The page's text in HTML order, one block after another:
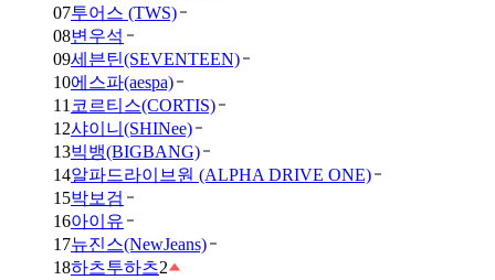
07투어스 (TWS)
08변우석
09세븐틴(SEVENTEEN)
10에스파(aespa)
11 코르티스(CORTIS)
12샤이니(SHINee)
13빅뱅(BIGBANG)
14알파드라이브원 (ALPHA DRIVE ONE)
15박보검
16아이유
17뉴진스(NewJeans)
18하츠투하츠2